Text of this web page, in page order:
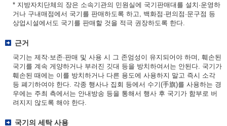
* 지방자치단체의 장은 소속기관의 민원실에 국기판매대를 설치·운영하
거나 구내매점에서 국기를 판매하도록 하고, 백화점·편의점·문구점 등
상업시설에서도 국기를 판매할 것을 적극 권장하도록 한다.
근거
국기는 제작·보존·판매 및 사용 시 그 존엄성이 유지되어야 하며, 훼손된
국기를 계속 게양하거나 부러진 깃대 등을 방치하여서는 안된다. 국기가
훼손된 때에는 이를 방치하거나 다른 용도에 사용하지 말고 즉시 소각
등 폐기하여야 한다. 각종 행사나 집회 등에서 수기(手旗)를 사용하는 경
우에는 주최 측에서는 안내방송 등을 통해서 행사 후 국기가 함부로 버
려지지 않도록 해야 한다.
국기의 세탁 사용